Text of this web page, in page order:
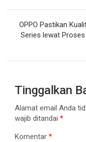
OPPO Pastikan
Series lewat
Tinggalkan
Alamat email Anda
wajib ditandai *
Komentar *